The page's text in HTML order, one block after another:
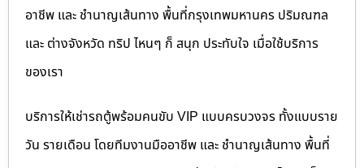
อาชีพ และ ชำนาญเส้นทาง พื้นที่กรุงเทพมหานคร ปริมณฑล
และ ต่างจังหวัด ทริป ไหนๆ ก็ สนุก ประทับใจ เมื่อใช้บริการ
ของเรา
บริการให้เช่ารถตู้พร้อมคนขับ VIP แบบครบวงจร ทั้งแบบราย
วัน รายเดือน โดยทีมงานมืออาชีพ และ ชำนาญเส้นทาง พื้นที่